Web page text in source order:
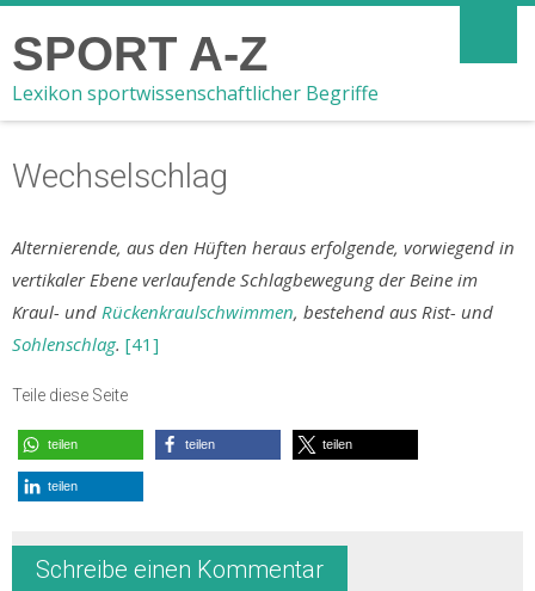
SPORT A-Z
Lexikon sportwissenschaftlicher Begriffe
Wechselschlag
Alternierende, aus den Hüften heraus erfolgende, vorwiegend in
vertikaler Ebene verlaufende Schlagbewegung der Beine im
Kraul- und Rückenkraulschwimmen, bestehend aus Rist- und
Sohlenschlag. [41]
Teile diese Seite
teilen teilen teilen
teilen
Schreibe einen Kommentar